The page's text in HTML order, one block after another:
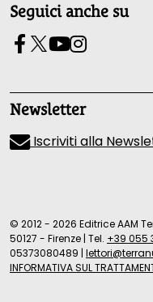
Seguici anche su
Newsletter
Iscriviti alla
© 2012 - 2026 Editrice AAM
50127 - Firenze | Tel. +39 055
05373080489 |
INFORMATIVA SUL